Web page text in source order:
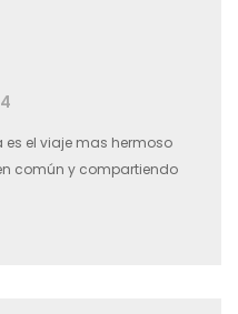
el viaje mas hermoso
común y compartiendo